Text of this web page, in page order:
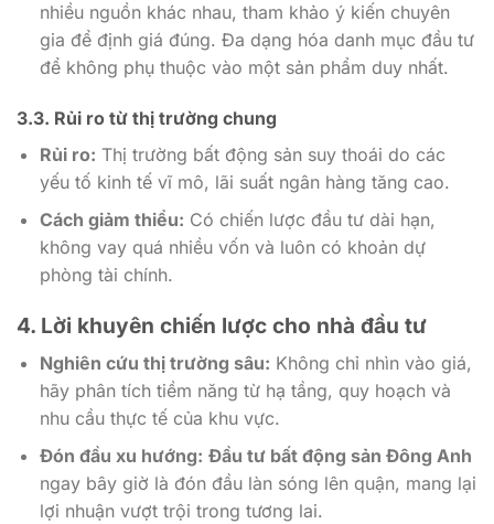
nhiều nguồn khác nhau, tham khảo ý kiến chuyên
gia để định giá đúng. Đa dạng hóa danh mục đầu tư
để không phụ thuộc vào một sản phẩm duy nhất.
3.3. Rủi ro từ thị trường chung
Rủi ro: Thị trường bất động sản suy thoái do các
yếu tố kinh tế vĩ mô, lãi suất ngân hàng tăng cao.
Cách giảm thiểu: Có chiến lược đầu tư dài hạn,
không vay quá nhiều vốn và luôn có khoản dự
phòng tài chính.
4. Lời khuyên chiến lược cho nhà đầu tư
Nghiên cứu thị trường sâu: Không chỉ nhìn vào giá,
hãy phân tích tiềm năng từ hạ tầng, quy hoạch và
nhu cầu thực tế của khu vực.
Đón đầu xu hướng: Đầu tư bất động sản Đông Anh
ngay bây giờ là đón đầu làn sóng lên quận, mang lại
lợi nhuận vượt trội trong tương lai.